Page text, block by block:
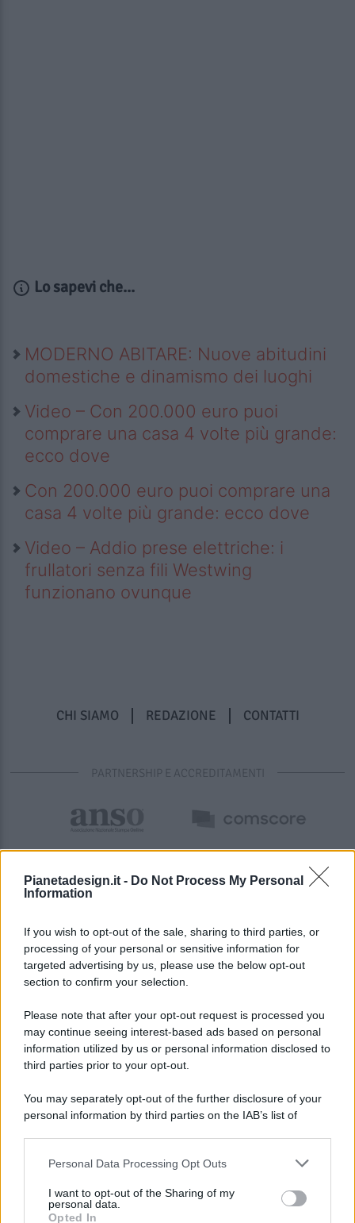
Pianetadesign.it - Do Not Process My Personal
Information
If you wish to opt-out of the sale, sharing to third parties, or
processing of your personal or sensitive information for
targeted advertising by us, please use the below opt-out
section to confirm your selection.
Please note that after your opt-out request is processed you
may continue seeing interest-based ads based on personal
information utilized by us or personal information disclosed to
third parties prior to your opt-out.
You may separately opt-out of the further disclosure of your
personal information by third parties on the IAB’s list of
This information may also be disclosed by us to third parties
disclose it to other third parties.
Personal Data Processing Opt Outs
I want to opt-out of the Sharing of my
personal data.
Opted In
Lo sapevi che...
MODERNO ABITARE: Nuove abitudini
domestiche e dinamismo dei luoghi
Video – Con 200.000 euro puoi
comprare una casa 4 volte più grande:
ecco dove
Con 200.000 euro puoi comprare una
casa 4 volte più grande: ecco dove
Video – Addio prese elettriche: i
frullatori senza fili Westwing
funzionano ovunque
CHI SIAMO REDAZIONE CONTATTI
PARTNERSHIP E ACCREDITAMENTI
© 2026 - Pianeta Design - P.IVA 04827280654 - Testata
Registrata Al Tribunale Di Nocera Inferiore N. 8/2020 - RG N.
ISCRIZIONE AL ROC N. 35792 – ISCRITTA ALL’ANSO
(ASSOCIAZIONE NAZIONALE STAMPA ONLINE)
PREFERENZE PRIVACY